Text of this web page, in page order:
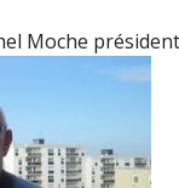
président